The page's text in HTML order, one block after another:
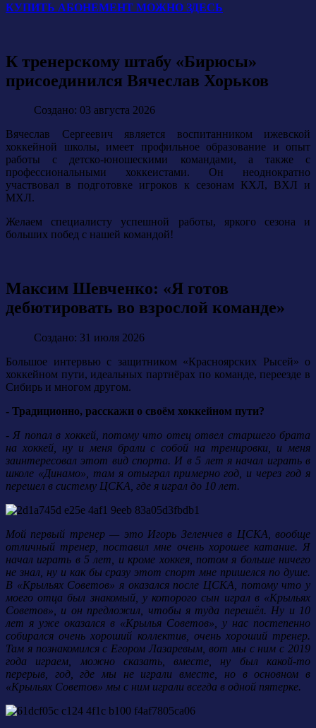
КУПИТЬ АБОНЕМЕНТ МОЖНО ЗДЕСЬ
К тренерскому штабу «Бирюсы»
присоединился Вячеслав Хорьков
Создано: 03 августа 2026
Вячеслав Сергеевич является воспитанником ижевской
хоккейной школы, имеет профильное образование и опыт
работы с детско-юношескими командами, а также с
профессиональными хоккеистами. Он неоднократно
участвовал в подготовке игроков к сезонам КХЛ, ВХЛ и
МХЛ.
Желаем специалисту успешной работы, яркого сезона и
больших побед с нашей командой!
Максим Шевченко: «Я готов
дебютировать во взрослой команде»
Создано: 31 июля 2026
Большое интервью с защитником «Красноярских Рысей» о
хоккейном пути, идеальных партнёрах по команде, переезде в
Сибирь и многом другом.
- Традиционно, расскажи о своём хоккейном пути?
- Я попал в хоккей, потому что отец отвел старшего брата
на хоккей, ну и меня брали с собой на тренировки, и меня
заинтересовал этот вид спорта. И в 5 лет я начал играть в
школе «Динамо», там я отыграл примерно год, и через год я
перешел в систему ЦСКА, где я играл до 10 лет.
Мой первый тренер — это Игорь Зеленчев в ЦСКА, вообще
отличный тренер, поставил мне очень хорошее катание. Я
начал играть в 5 лет, и кроме хоккея, потом я больше ничего
не знал, ну и как бы сразу этот спорт мне пришелся по душе.
В «Крыльях Советов» я оказался после ЦСКА, потому что у
моего отца был знакомый, у которого сын играл в «Крыльях
Советов», и он предложил, чтобы я туда перешёл. Ну и 10
лет я уже оказался в «Крылья Советов», у нас постепенно
собирался очень хороший коллектив, очень хороший тренер.
Там я познакомился с Егором Лазаревым, вот мы с ним с 2019
года играем, можно сказать, вместе, ну был какой-то
перерыв, год, где мы не играли вместе, но в основном в
«Крыльях Советов» мы с ним играли всегда в одной пятерке.